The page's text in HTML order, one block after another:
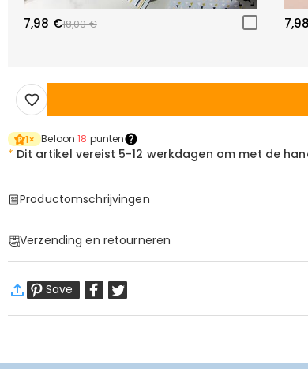
7,98 €18,00 €
1× Beloon18 punten
* Dit artikel vereist 5-12 werkdagen om met de
Productomschrijvingen
Basis Informatie
Stoffen:Polyester
Verzending en retourneren
Wij willen dat u zich comfortabel en zeker voelt
Meer Informatie
Save